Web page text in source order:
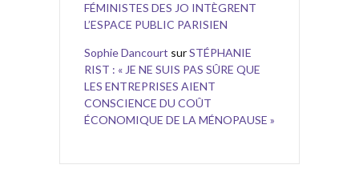
FÉMINISTES DES JO INTÈGRENT
L’ESPACE PUBLIC PARISIEN
Sophie Dancourt surSTÉPHANIE
RIST : « JE NE SUIS PAS SÛRE QUE
LES ENTREPRISES AIENT
CONSCIENCE DU COÛT
ÉCONOMIQUE DE LA MÉNOPAUSE »